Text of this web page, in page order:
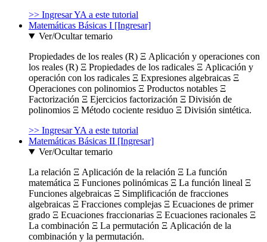
>> Ingresar YA a este tutorial
Matemáticas Básicas I [Ingresar]
Ver/Ocultar temario
Propiedades de los reales (R) Ξ Aplicación y operaciones con
los reales (R) Ξ Propiedades de los radicales Ξ Aplicación y
operación con los radicales Ξ Expresiones algebraicas Ξ
Operaciones con polinomios Ξ Productos notables Ξ
Factorización Ξ Ejercicios factorización Ξ División de
polinomios Ξ Método cociente residuo Ξ División sintética.
>> Ingresar YA a este tutorial
Matemáticas Básicas II [Ingresar]
Ver/Ocultar temario
La relación Ξ Aplicación de la relación Ξ La función
matemática Ξ Funciones polinómicas Ξ La función lineal Ξ
Funciones algebraicas Ξ Simplificación de fracciones
algebraicas Ξ Fracciones complejas Ξ Ecuaciones de primer
grado Ξ Ecuaciones fraccionarias Ξ Ecuaciones racionales Ξ
La combinación Ξ La permutación Ξ Aplicación de la
combinación y la permutación.